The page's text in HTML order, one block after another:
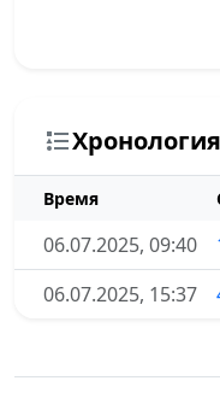
Время
06.07.2025, 09:40
06.07.2025, 15:37